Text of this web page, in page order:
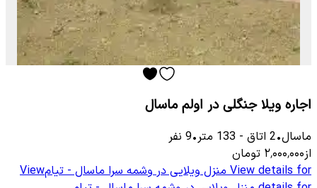
اجاره ویلا جنگلی در اولم ماسال
ماسال•
2 اتاق -
133 متر•
9 نفر
از۲٬۰۰۰٬۰۰۰ تومان
View details for منزل ویلایی در وشمه سرا ماسال - تیامView